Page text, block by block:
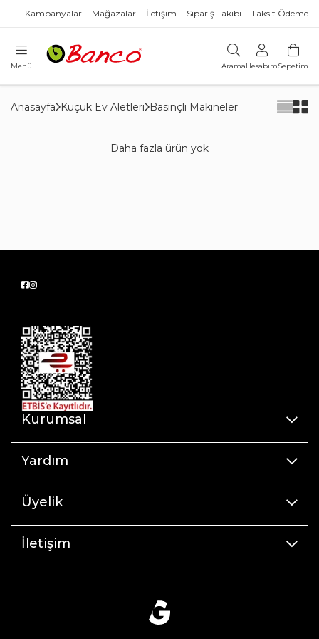
Kampanyalar Mağazalar İletişim Sipariş Takibi Taksit Ödeme
Menü AramaHesabımSepetim
Anasayfa Küçük Ev Aletleri Basınçlı Makineler
Daha fazla ürün yok
Kurumsal
Yardım
Üyelik
İletişim